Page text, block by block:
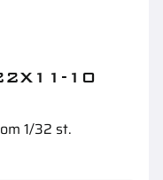
10
1/32 st.